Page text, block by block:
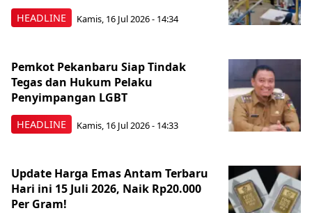
HEADLINE Kamis, 16 Jul 2026 - 14:34
HEADLINE
Pemkot Pekanbaru Siap Tindak
Tegas dan Hukum Pelaku
Penyimpangan LGBT
Kamis, 16 Jul 2026 - 14:33
Update Harga Emas Antam Terbaru
Hari ini 15 Juli 2026, Naik Rp20.000
Per Gram!